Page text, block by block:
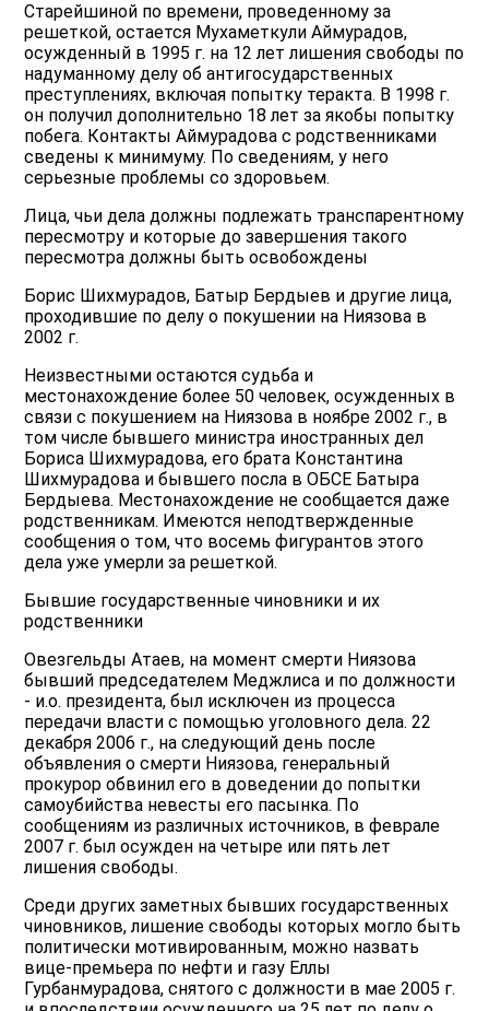
Старейшиной по времени, проведенному за
решеткой, остается Мухаметкули Аймурадов,
осужденный в 1995 г. на 12 лет лишения свободы по
надуманному делу об антигосударственных
преступлениях, включая попытку теракта. В 1998 г.
он получил дополнительно 18 лет за якобы попытку
побега. Контакты Аймурадова с родственниками
сведены к минимуму. По сведениям, у него
серьезные проблемы со здоровьем.
Лица, чьи дела должны подлежать транспарентному
пересмотру и которые до завершения такого
пересмотра должны быть освобождены
Борис Шихмурадов, Батыр Бердыев и другие лица,
проходившие по делу о покушении на Ниязова в
2002 г.
Неизвестными остаются судьба и
местонахождение более 50 человек, осужденных в
связи с покушением на Ниязова в ноябре 2002 г., в
том числе бывшего министра иностранных дел
Бориса Шихмурадова, его брата Константина
Шихмурадова и бывшего посла в ОБСЕ Батыра
Бердыева. Местонахождение не сообщается даже
родственникам. Имеются неподтвержденные
сообщения о том, что восемь фигурантов этого
дела уже умерли за решеткой.
Бывшие государственные чиновники и их
родственники
Овезгельды Атаев, на момент смерти Ниязова
бывший председателем Меджлиса и по должности
- и.о. президента, был исключен из процесса
передачи власти с помощью уголовного дела. 22
декабря 2006 г., на следующий день после
объявления о смерти Ниязова, генеральный
прокурор обвинил его в доведении до попытки
самоубийства невесты его пасынка. По
сообщениям из различных источников, в феврале
2007 г. был осужден на четыре или пять лет
лишения свободы.
Среди других заметных бывших государственных
чиновников, лишение свободы которых могло быть
политически мотивированным, можно назвать
вице-премьера по нефти и газу Еллы
Гурбанмурадова, снятого с должности в мае 2005 г.